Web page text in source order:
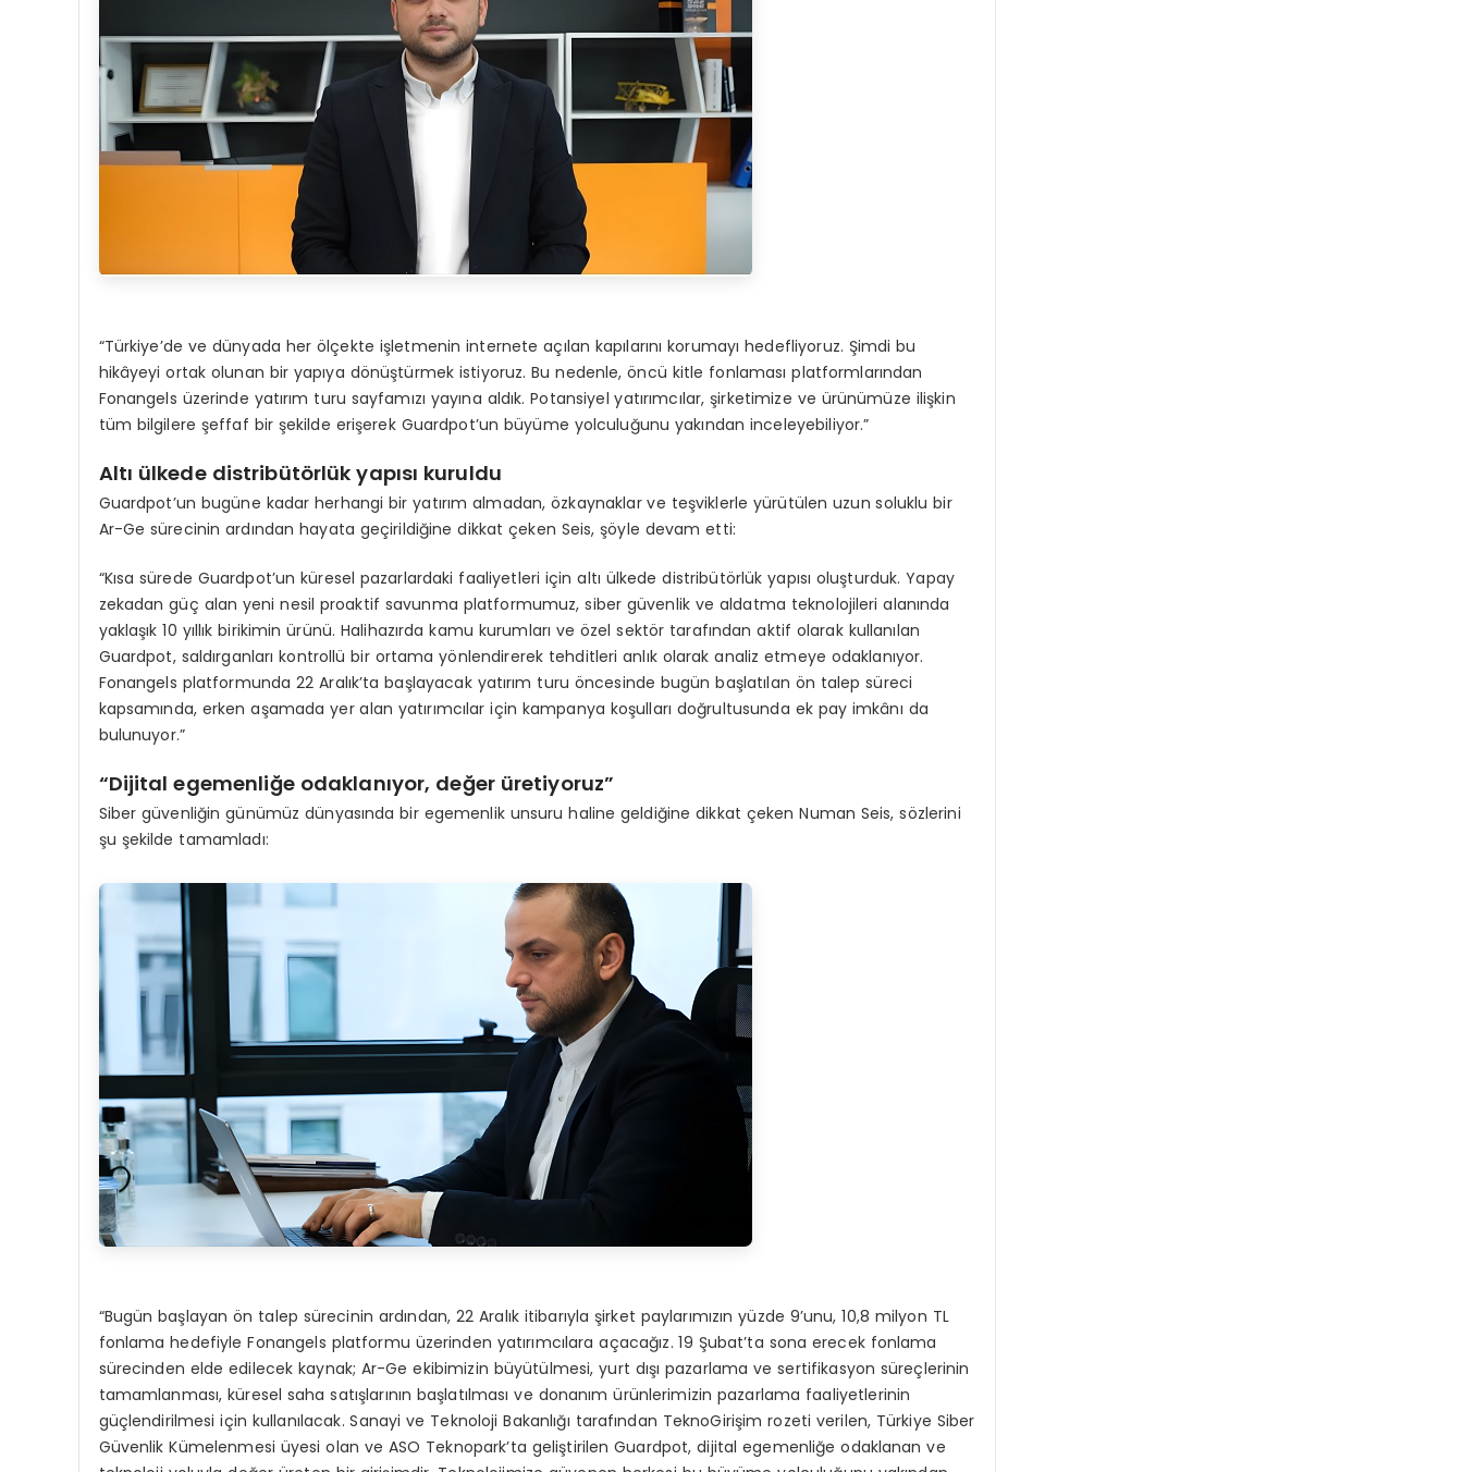
“Türkiye’de ve dünyada her ölçekte işletmenin internete açılan kapılarını korumayı hedefliyoruz. Şimdi bu
hikâyeyi ortak olunan bir yapıya dönüştürmek istiyoruz. Bu nedenle, öncü kitle fonlaması platformlarından
Fonangels üzerinde yatırım turu sayfamızı yayına aldık. Potansiyel yatırımcılar, şirketimize ve ürünümüze ilişkin
tüm bilgilere şeffaf bir şekilde erişerek Guardpot’un büyüme yolculuğunu yakından inceleyebiliyor.”
Altı ülkede distribütörlük yapısı kuruldu
Guardpot’un bugüne kadar herhangi bir yatırım almadan, özkaynaklar ve teşviklerle yürütülen uzun soluklu bir
Ar-Ge sürecinin ardından hayata geçirildiğine dikkat çeken Seis, şöyle devam etti:
“Kısa sürede Guardpot’un küresel pazarlardaki faaliyetleri için altı ülkede distribütörlük yapısı oluşturduk. Yapay
zekadan güç alan yeni nesil proaktif savunma platformumuz, siber güvenlik ve aldatma teknolojileri alanında
yaklaşık 10 yıllık birikimin ürünü. Halihazırda kamu kurumları ve özel sektör tarafından aktif olarak kullanılan
Guardpot, saldırganları kontrollü bir ortama yönlendirerek tehditleri anlık olarak analiz etmeye odaklanıyor.
Fonangels platformunda 22 Aralık’ta başlayacak yatırım turu öncesinde bugün başlatılan ön talep süreci
kapsamında, erken aşamada yer alan yatırımcılar için kampanya koşulları doğrultusunda ek pay imkânı da
bulunuyor.”
“Dijital egemenliğe odaklanıyor, değer üretiyoruz”
Siber güvenliğin günümüz dünyasında bir egemenlik unsuru haline geldiğine dikkat çeken Numan Seis, sözlerini
şu şekilde tamamladı:
“Bugün başlayan ön talep sürecinin ardından, 22 Aralık itibarıyla şirket paylarımızın yüzde 9’unu, 10,8 milyon TL
fonlama hedefiyle Fonangels platformu üzerinden yatırımcılara açacağız. 19 Şubat’ta sona erecek fonlama
sürecinden elde edilecek kaynak; Ar-Ge ekibimizin büyütülmesi, yurt dışı pazarlama ve sertifikasyon süreçlerinin
tamamlanması, küresel saha satışlarının başlatılması ve donanım ürünlerimizin pazarlama faaliyetlerinin
güçlendirilmesi için kullanılacak. Sanayi ve Teknoloji Bakanlığı tarafından TeknoGirişim rozeti verilen, Türkiye Siber
Güvenlik Kümelenmesi üyesi olan ve ASO Teknopark’ta geliştirilen Guardpot, dijital egemenliğe odaklanan ve